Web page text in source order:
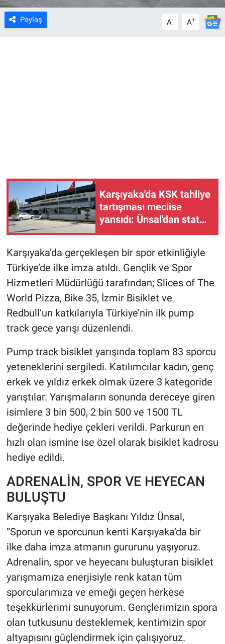
Paylaş A- A+
Karşıyaka'da KSK tahliye
tartışması meclise
yansıdı: Ünsal'dan stat
Karşıyaka’da gerçekleşen bir spor etkinliğiyle
Türkiye’de ilke imza atıldı. Gençlik ve Spor
Hizmetleri Müdürlüğü tarafından; Slices of The
World Pizza, Bike 35, İzmir Bisiklet ve
Redbull’un katkılarıyla Türkiye’nin ilk pump
track gece yarışı düzenlendi.
Pump track bisiklet yarışında toplam 83 sporcu
yeteneklerini sergiledi. Katılımcılar kadın, genç
erkek ve yıldız erkek olmak üzere 3 kategoride
yarıştılar. Yarışmaların sonunda dereceye giren
isimlere 3 bin 500, 2 bin 500 ve 1500 TL
değerinde hediye çekleri verildi. Parkurun en
hızlı olan ismine ise özel olarak bisiklet kadrosu
hediye edildi.
ADRENALİN, SPOR VE HEYECAN
BULUŞTU
Karşıyaka Belediye Başkanı Yıldız Ünsal,
“Sporun ve sporcunun kenti Karşıyaka’da bir
ilke daha imza atmanın gururunu yaşıyoruz.
Adrenalin, spor ve heyecanı buluşturan bisiklet
yarışmamıza enerjisiyle renk katan tüm
sporcularımıza ve emeği geçen herkese
teşekkürlerimi sunuyorum. Gençlerimizin spora
olan tutkusunu desteklemek, kentimizin spor
altyapısını güçlendirmek için çalışıyoruz.